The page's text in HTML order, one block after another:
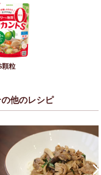
顆粒
他のレシピ